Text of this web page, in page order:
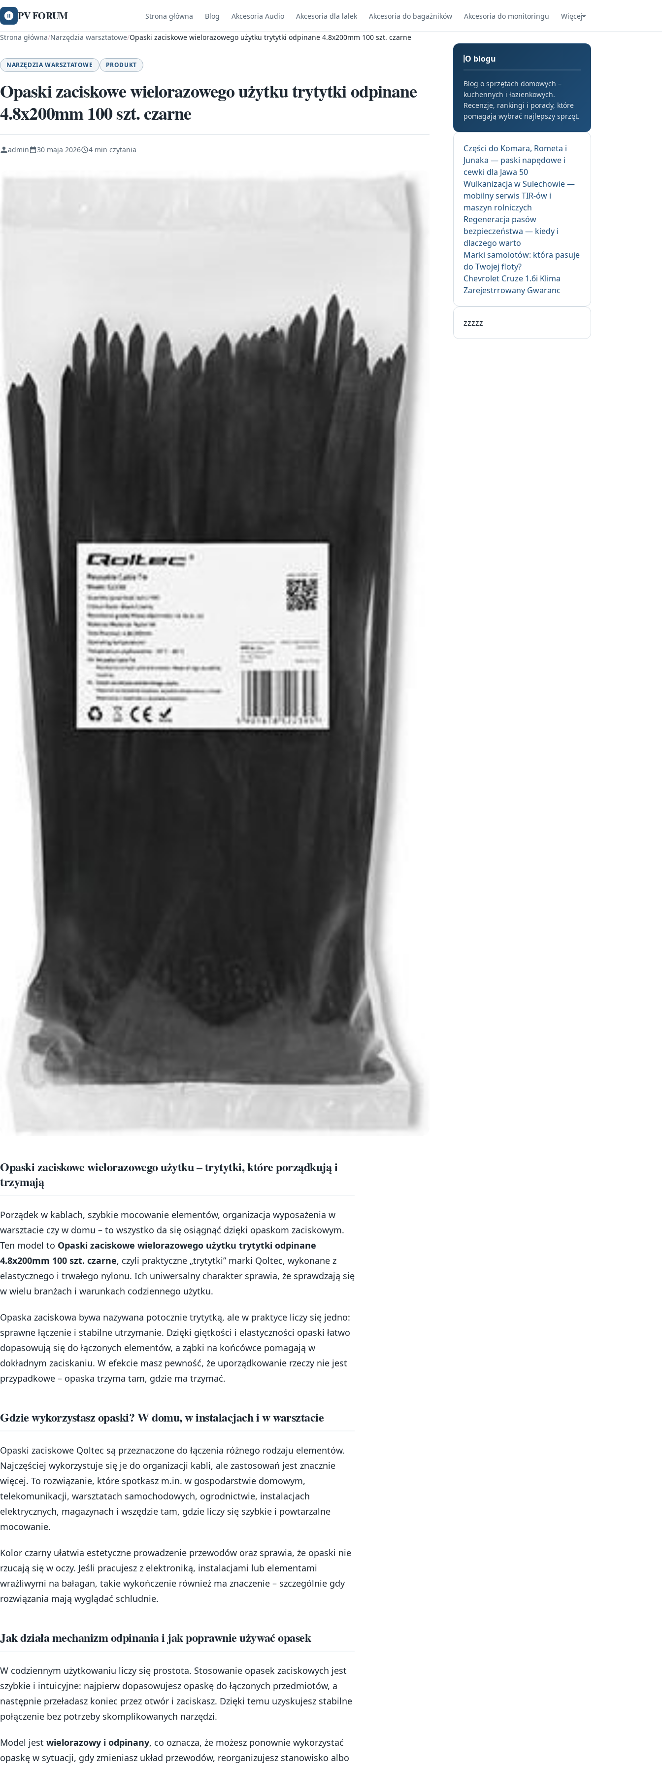
PV FORUM Strona główna Blog Akcesoria Audio Akcesoria dla lalek Akcesoria do bagażników Akcesoria do monitoringu Więcej
Strona główna/Narzędzia warsztatowe/Opaski zaciskowe wielorazowego użytku trytytki odpinane 4.8x200mm 100 szt. czarne
NARZĘDZIA WARSZTATOWE PRODUKT
Opaski zaciskowe wielorazowego użytku trytytki odpinane
4.8x200mm 100 szt. czarne
admin 30 maja 2026 4 min czytania
Opaski zaciskowe wielorazowego użytku – trytytki, które porządkują i
trzymają
Porządek w kablach, szybkie mocowanie elementów, organizacja wyposażenia w
warsztacie czy w domu – to wszystko da się osiągnąć dzięki opaskom zaciskowym.
Ten model to Opaski zaciskowe wielorazowego użytku trytytki odpinane
4.8x200mm 100 szt. czarne, czyli praktyczne „trytytki” marki Qoltec, wykonane z
elastycznego i trwałego nylonu. Ich uniwersalny charakter sprawia, że sprawdzają się
w wielu branżach i warunkach codziennego użytku.
Opaska zaciskowa bywa nazywana potocznie trytytką, ale w praktyce liczy się jedno:
sprawne łączenie i stabilne utrzymanie. Dzięki giętkości i elastyczności opaski łatwo
dopasowują się do łączonych elementów, a ząbki na końcówce pomagają w
dokładnym zaciskaniu. W efekcie masz pewność, że uporządkowanie rzeczy nie jest
przypadkowe – opaska trzyma tam, gdzie ma trzymać.
Gdzie wykorzystasz opaski? W domu, w instalacjach i w warsztacie
Opaski zaciskowe Qoltec są przeznaczone do łączenia różnego rodzaju elementów.
Najczęściej wykorzystuje się je do organizacji kabli, ale zastosowań jest znacznie
więcej. To rozwiązanie, które spotkasz m.in. w gospodarstwie domowym,
telekomunikacji, warsztatach samochodowych, ogrodnictwie, instalacjach
elektrycznych, magazynach i wszędzie tam, gdzie liczy się szybkie i powtarzalne
mocowanie.
Kolor czarny ułatwia estetyczne prowadzenie przewodów oraz sprawia, że opaski nie
rzucają się w oczy. Jeśli pracujesz z elektroniką, instalacjami lub elementami
wrażliwymi na bałagan, takie wykończenie również ma znaczenie – szczególnie gdy
rozwiązania mają wyglądać schludnie.
Jak działa mechanizm odpinania i jak poprawnie używać opasek
W codziennym użytkowaniu liczy się prostota. Stosowanie opasek zaciskowych jest
szybkie i intuicyjne: najpierw dopasowujesz opaskę do łączonych przedmiotów, a
następnie przeładasz koniec przez otwór i zaciskasz. Dzięki temu uzyskujesz stabilne
połączenie bez potrzeby skomplikowanych narzędzi.
Model jest wielorazowy i odpinany, co oznacza, że możesz ponownie wykorzystać
opaskę w sytuacji, gdy zmieniasz układ przewodów, reorganizujesz stanowisko albo
O blogu
Blog o sprzętach domowych –
kuchennych i łazienkowych.
Recenzje, rankingi i porady, które
pomagają wybrać najlepszy sprzęt.
Części do Komara, Rometa i
Junaka — paski napędowe i
cewki dla Jawa 50
Wulkanizacja w Sulechowie —
mobilny serwis TIR-ów i
maszyn rolniczych
Regeneracja pasów
bezpieczeństwa — kiedy i
dlaczego warto
Marki samolotów: która pasuje
do Twojej floty?
Chevrolet Cruze 1.6i Klima
Zarejestrrowany Gwaranc
zzzzz